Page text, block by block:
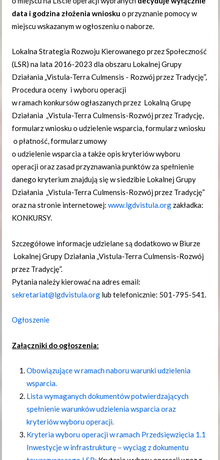
data i godzina złożenia wniosku o przyznanie pomocy w
miejscu wskazanym w ogłoszeniu o naborze.
Lokalna Strategia Rozwoju Kierowanego przez Społeczność
(LSR) na lata 2016-2023 dla obszaru Lokalnej Grupy
Działania „Vistula-Terra Culmensis - Rozwój przez Tradycję”,
Procedura oceny i wyboru operacji
w ramach konkursów ogłaszanych przez Lokalną Grupę
Działania „Vistula-Terra Culmensis-Rozwój przez Tradycję,
formularz wniosku o udzielenie wsparcia, formularz wniosku
o płatność, formularz umowy
o udzielenie wsparcia a także opis kryteriów wyboru
operacji oraz zasad przyznawania punktów za spełnienie
danego kryterium znajdują się w siedzibie Lokalnej Grupy
Działania „Vistula-Terra Culmensis-Rozwój przez Tradycję”
oraz na stronie internetowej:www.lgdvistula.org zakładka:
KONKURSY.
Szczegółowe informacje udzielane są dodatkowo w Biurze
Lokalnej Grupy Działania „Vistula-Terra Culmensis-Rozwój
przez Tradycję”.
Pytania należy kierować na adres email:
sekretariat@lgdvistula.org lub telefonicznie: 501-795-541.
Ogłoszenie
Załączniki do ogłoszenia:
Obowiązujące w ramach naboru warunki udzielenia
wsparcia.
Lista wymaganych dokumentów potwierdzających
spełnienie warunków udzielenia wsparcia oraz
kryteriów wyboru operacji.
Kryteria wyboru operacji w ramach Przedsięwzięcia 1.1
Inwestycje w infrastrukturę – wyciąg z dokumentu